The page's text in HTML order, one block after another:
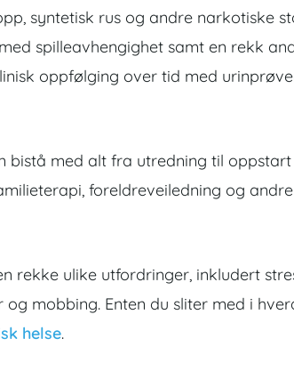
syntetisk rus og andre narkotiske
spilleavhengighet samt en rekk
oppfølging over tid med
bistå med alt fra utredning til
foreldreveiledning og
rekke ulike utfordringer, inkludert
mobbing. Enten du sliter med i
helse.